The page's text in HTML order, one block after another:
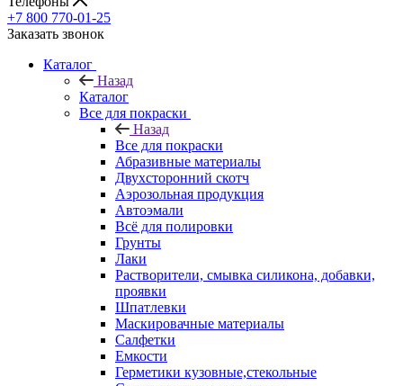
+7 800 770-01-25
Заказать звонок
Каталог
Назад
Каталог
Все для покраски
Назад
Все для покраски
Абразивные материалы
Двухсторонний скотч
Аэрозольная продукция
Автоэмали
Всё для полировки
Грунты
Лаки
Растворители, смывка силикона, добавки,
проявки
Шпатлевки
Маскировачные материалы
Салфетки
Емкости
Герметики кузовные,стекольные